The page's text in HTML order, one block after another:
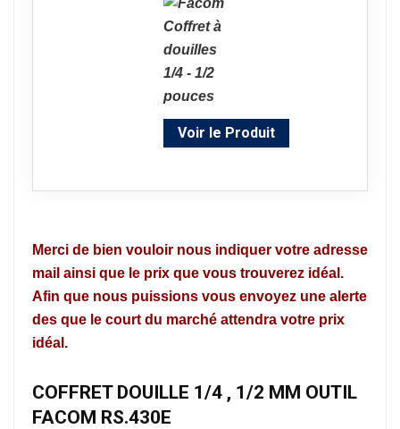
Voir le Produit
Merci de bien vouloir nous indiquer votre adresse
mail ainsi que le prix que vous trouverez idéal.
Afin que nous puissions vous envoyez une alerte
des que le court du marché attendra votre prix
idéal.
COFFRET DOUILLE 1/4 , 1/2 MM OUTIL
FACOM RS.430E